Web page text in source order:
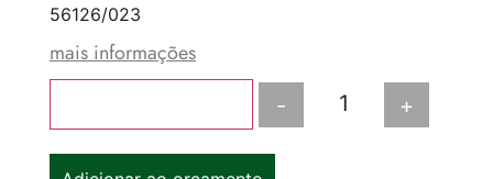
56126/023
mais informações
- +